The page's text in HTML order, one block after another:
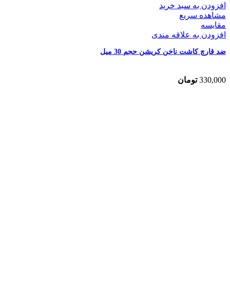
افزودن به سبد خرید
مشاهده سریع
مقایسه
افزودن به علاقه مندی
ضد قارچ کاشت ناخن کریشن حجم 30 میل
330,000 تومان